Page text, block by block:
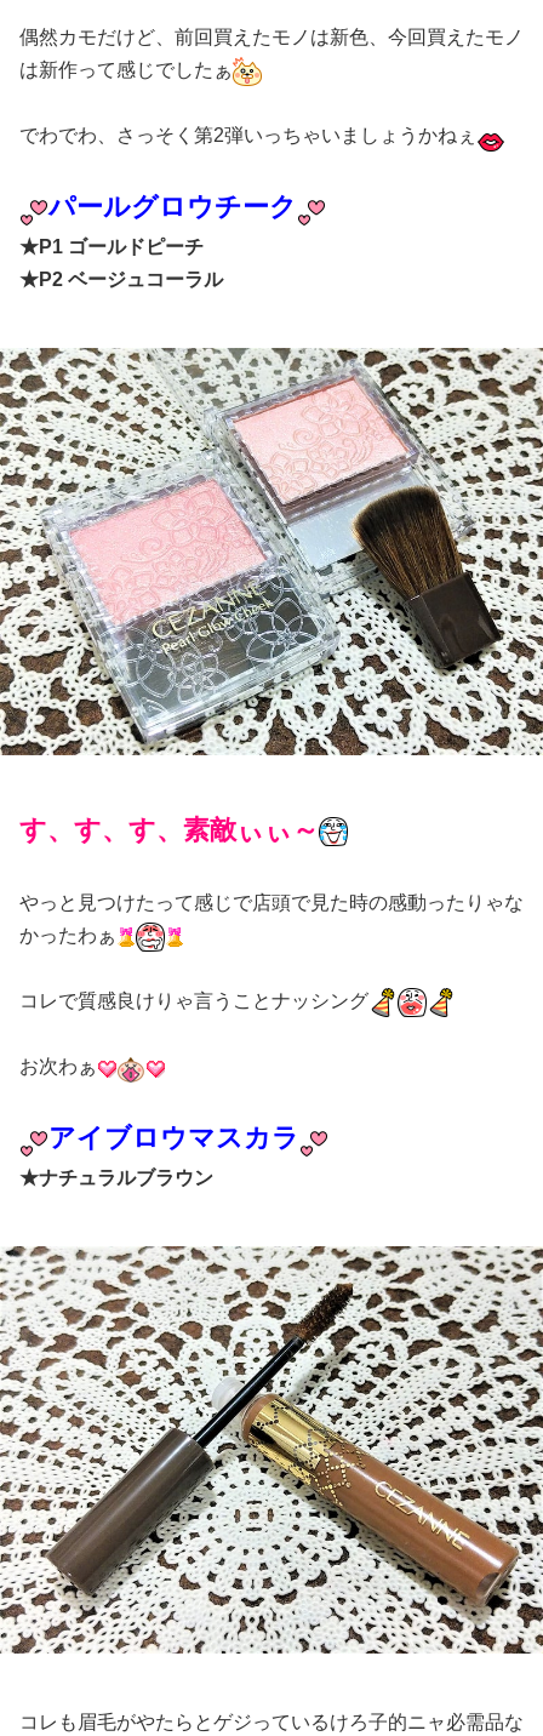
偶然カモだけど、前回買えたモノは新色、今回買えたモノ
は新作って感じでしたぁ
でわでわ、さっそく第2弾いっちゃいましょうかねぇ
パールグロウチーク
★P1 ゴールドピーチ
★P2 ベージュコーラル
す、す、す、素敵ぃぃ～
やっと見つけたって感じで店頭で見た時の感動ったりゃな
かったわぁ
コレで質感良けりゃ言うことナッシング
お次わぁ
アイブロウマスカラ
★ナチュラルブラウン
コレも眉毛がやたらとゲジっているけろ子的ニャ必需品な